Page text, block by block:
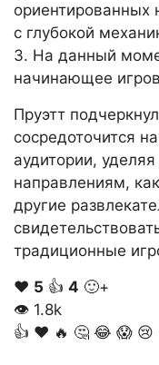
ориентированных
с глубокой
3. На данный
начинающее
Пруэтт
сосредоточится
аудитории,
направлениям, как
другие
традиционные
❤️ 5 👍 4 🙂+
👁 1.8k
👍 ❤️ 🔥 🤔 😂 😱 😢